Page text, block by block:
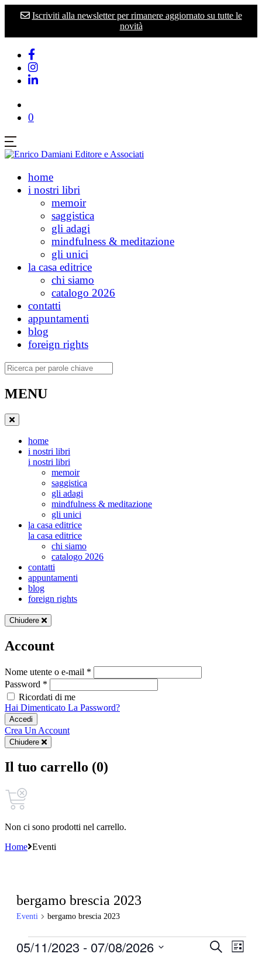
Iscriviti alla newsletter per rimanere aggiornato su tutte le
novità
0
home
i nostri libri
memoir
saggistica
gli adagi
mindfulness & meditazione
gli unici
la casa editrice
chi siamo
catalogo 2026
contatti
appuntamenti
blog
foreign rights
Ricerca
MENU
home
i nostri libri
i nostri libri
memoir
saggistica
gli adagi
mindfulness & meditazione
gli unici
la casa editrice
la casa editrice
chi siamo
catalogo 2026
contatti
appuntamenti
blog
foreign rights
Chiudere
Account
Nome utente o e-mail *
Password *
Ricordati di me
Hai Dimenticato La Password?
Accedi
Crea Un Account
Chiudere
Il tuo carrello (0)
Non ci sono prodotti nel carrello.
Home Eventi
bergamo brescia 2023
Eventi bergamo brescia 2023
Eventi
Eventi
Cerca
Lista
05/11/2023 - 07/08/2026